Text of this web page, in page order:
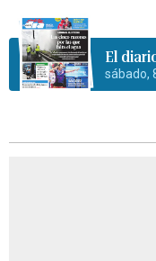
El
sábado,